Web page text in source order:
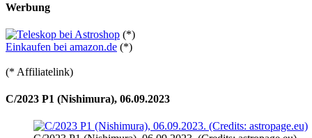
Werbung
(*)
Einkaufen bei amazon.de (*)
(* Affiliatelink)
C/2023 P1 (Nishimura), 06.09.2023